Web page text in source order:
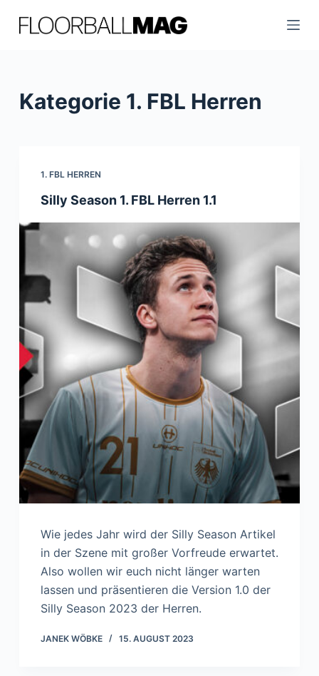
Z
u
n
hKategorie 1. FBL Herren
1. FBL HERREN
Silly Season 1. FBL Herren 1.1
Wie jedes Jahr wird der Silly Season Artikel
in der Szene mit großer Vorfreude erwartet.
Also wollen wir euch nicht länger warten
lassen und präsentieren die Version 1.0 der
Silly Season 2023 der Herren.
JANEK WÖBKE 15. AUGUST 2023